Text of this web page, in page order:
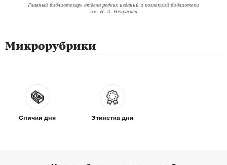
Главный библиотекарь отдела редких изданий и коллекций библиотеки
им. Н. А. Некрасова
Микрорубрики
Спички дня Этикетка дня